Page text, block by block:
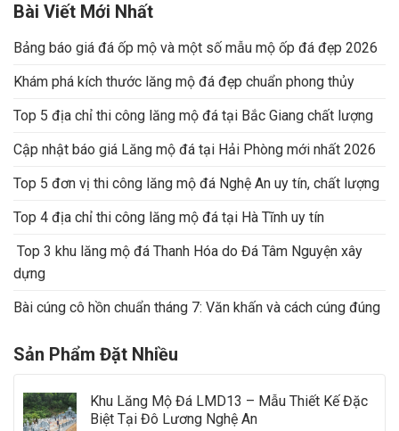
Bài Viết Mới Nhất
Bảng báo giá đá ốp mộ và một số mẫu mộ ốp đá đẹp 2026
Khám phá kích thước lăng mộ đá đẹp chuẩn phong thủy
Top 5 địa chỉ thi công lăng mộ đá tại Bắc Giang chất lượng
Cập nhật báo giá Lăng mộ đá tại Hải Phòng mới nhất 2026
Top 5 đơn vị thi công lăng mộ đá Nghệ An uy tín, chất lượng
Top 4 địa chỉ thi công lăng mộ đá tại Hà Tĩnh uy tín
Top 3 khu lăng mộ đá Thanh Hóa do Đá Tâm Nguyện xây
dựng
Bài cúng cô hồn chuẩn tháng 7: Văn khấn và cách cúng đúng
Sản Phẩm Đặt Nhiều
Khu Lăng Mộ Đá LMD13 – Mẫu Thiết Kế Đặc
Biệt Tại Đô Lương Nghệ An